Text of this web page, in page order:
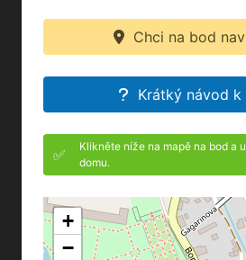
Chci na bod
Krátký návod k
✅
Klikněte níže na mapě na bod a
domu.
+
−